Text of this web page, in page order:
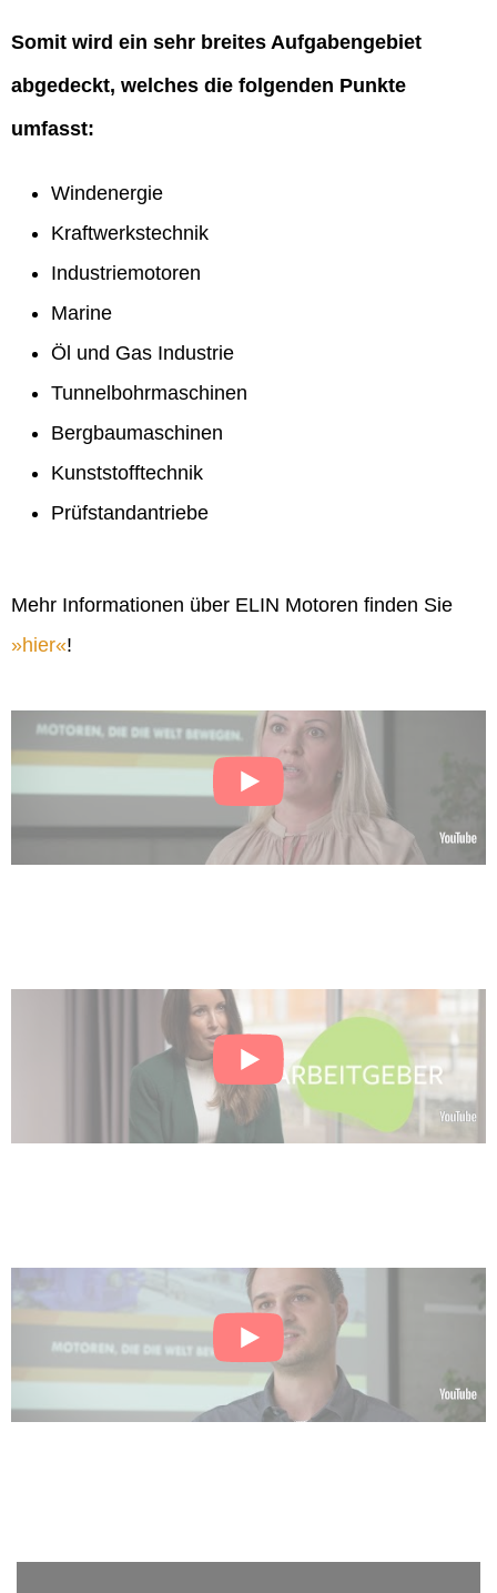
Somit wird ein sehr breites Aufgabengebiet
abgedeckt, welches die folgenden Punkte
umfasst:
Windenergie
Kraftwerkstechnik
Industriemotoren
Marine
Öl und Gas Industrie
Tunnelbohrmaschinen
Bergbaumaschinen
Kunststofftechnik
Prüfstandantriebe
Mehr Informationen über ELIN Motoren finden Sie
hier !